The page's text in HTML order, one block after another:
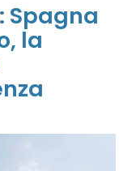
Spagna
la